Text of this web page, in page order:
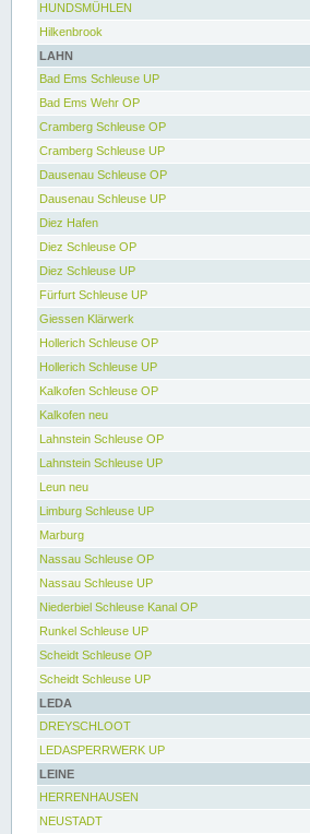
HUNDSMÜHLEN
Hilkenbrook
LAHN
Bad Ems Schleuse UP
Bad Ems Wehr OP
Cramberg Schleuse OP
Cramberg Schleuse UP
Dausenau Schleuse OP
Dausenau Schleuse UP
Diez Hafen
Diez Schleuse OP
Diez Schleuse UP
Fürfurt Schleuse UP
Giessen Klärwerk
Hollerich Schleuse OP
Hollerich Schleuse UP
Kalkofen Schleuse OP
Kalkofen neu
Lahnstein Schleuse OP
Lahnstein Schleuse UP
Leun neu
Limburg Schleuse UP
Marburg
Nassau Schleuse OP
Nassau Schleuse UP
Niederbiel Schleuse Kanal OP
Runkel Schleuse UP
Scheidt Schleuse OP
Scheidt Schleuse UP
LEDA
DREYSCHLOOT
LEDASPERRWERK UP
LEINE
HERRENHAUSEN
NEUSTADT